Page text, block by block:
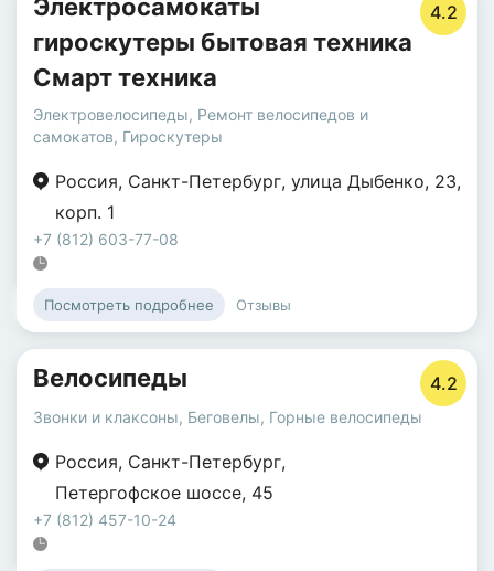
Электросамокаты
гироскутеры бытовая техника
Смарт техника
4.2
Электровелосипеды, Ремонт велосипедов и
самокатов, Гироскутеры
Россия, Санкт-Петербург, улица Дыбенко, 23,
корп. 1
+7 (812) 603-77-08
Посмотреть подробнее Отзывы
Велосипеды 4.2
Звонки и клаксоны, Беговелы, Горные велосипеды
Россия, Санкт-Петербург,
Петергофское шоссе, 45
+7 (812) 457-10-24